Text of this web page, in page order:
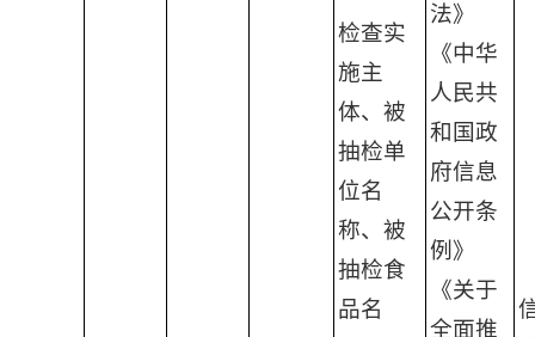
检查实
施主
体、被
抽检单
位名
称、被
抽检食
品名
法》
《中华
人民共
和国政
府信息
公开条
例》
《关于
全面推